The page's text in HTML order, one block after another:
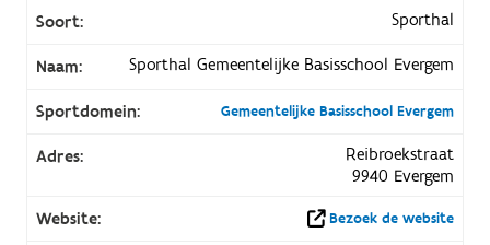
Soort: Sporthal
Naam: Sporthal Gemeentelijke Basisschool Evergem
Sportdomein: Gemeentelijke Basisschool Evergem
Adres:
Reibroekstraat
9940 Evergem
Website:
Bezoek de website